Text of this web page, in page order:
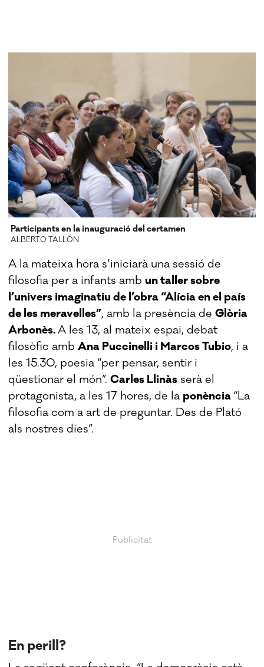
Participants en la inauguració del certamen
ALBERTO TALLÓN
A la mateixa hora s’iniciarà una sessió de
filosofia per a infants amb un taller sobre
l’univers imaginatiu de l’obra “Alícia en el país
de les meravelles”, amb la presència deGlòria
Arbonès.A les 13, al mateix espai, debat
filosòfic ambAna Puccinelli i Marcos Tubio, i a
les 15.30, poesia “per pensar, sentir i
qüestionar el món”.Carles Llinàs serà el
protagonista, a les 17 hores, de la ponència “La
filosofia com a art de preguntar. Des de Plató
als nostres dies”.
En perill?